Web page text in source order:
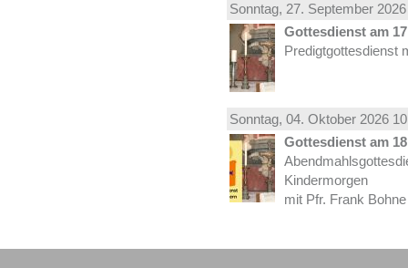
Sonntag, 27. September
Gottesdienst am
Predigtgottesdienst
Sonntag, 04. Oktober 2026
Gottesdienst am
Kindermorgen
mit Pfr. Frank Bohne